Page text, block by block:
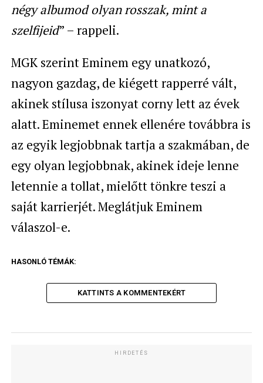
négy albumod olyan rosszak, mint a
szelfijeid” – rappeli.
MGK szerint Eminem egy unatkozó,
nagyon gazdag, de kiégett rapperré vált,
akinek stílusa iszonyat corny lett az évek
alatt. Eminemet ennek ellenére továbbra is
az egyik legjobbnak tartja a szakmában, de
egy olyan legjobbnak, akinek ideje lenne
letennie a tollat, mielőtt tönkre teszi a
saját karrierjét. Meglátjuk Eminem
válaszol-e.
HASONLÓ TÉMÁK:
KATTINTS A KOMMENTEKÉRT
HIRDETÉS